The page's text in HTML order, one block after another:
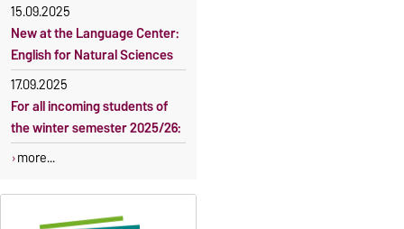
15.09.2025
New at the Language Center:
English for Natural Sciences
17.09.2025
For all incoming students of
the winter semester 2025/26:
more...